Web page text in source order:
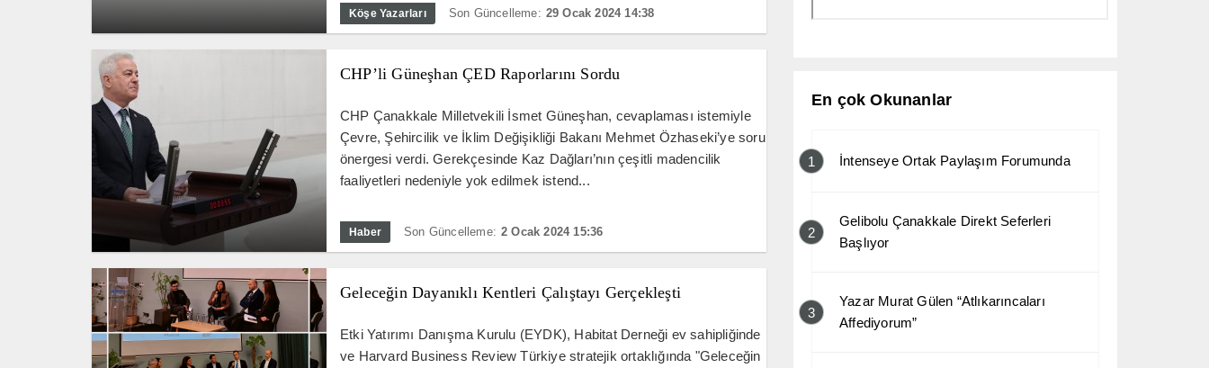
Köşe Yazarları Son Güncelleme: 29 Ocak 2024 14:38
CHP’li Güneşhan ÇED Raporlarını Sordu
CHP Çanakkale Milletvekili İsmet Güneşhan, cevaplaması istemiyle
Çevre, Şehircilik ve İklim Değişikliği Bakanı Mehmet Özhaseki’ye soru
önergesi verdi. Gerekçesinde Kaz Dağları’nın çeşitli madencilik
faaliyetleri nedeniyle yok edilmek istend...
Haber Son Güncelleme: 2 Ocak 2024 15:36
Geleceğin Dayanıklı Kentleri Çalıştayı Gerçekleşti
Etki Yatırımı Danışma Kurulu (EYDK), Habitat Derneği ev sahipliğinde
ve Harvard Business Review Türkiye stratejik ortaklığında "Geleceğin
En çok Okunanlar
1 İntenseye Ortak Paylaşım Forumunda
2
Gelibolu Çanakkale Direkt Seferleri
Başlıyor
3
Yazar Murat Gülen “Atlıkarıncaları
Affediyorum”